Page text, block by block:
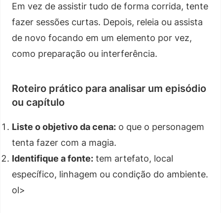
Em vez de assistir tudo de forma corrida, tente
fazer sessões curtas. Depois, releia ou assista
de novo focando em um elemento por vez,
como preparação ou interferência.
Roteiro prático para analisar um episódio
ou capítulo
Liste o objetivo da cena: o que o personagem
tenta fazer com a magia.
Identifique a fonte: tem artefato, local
específico, linhagem ou condição do ambiente.
ol>